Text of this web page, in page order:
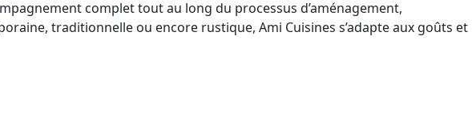
complet tout au long du processus d’aménagement,
traditionnelle ou encore rustique, Ami Cuisines s’adapte aux goûts et